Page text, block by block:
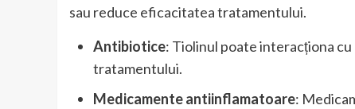
sau reduce eficacitatea tratamentului.
Antibiotice: Tiolinul poate interacționa
tratamentului.
Medicamente antiinflamatoare: